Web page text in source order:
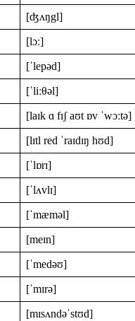
[ʤʌŋgl]
[lɔː]
[ˈlepəd]
[ˈliːθəl]
[laɪk ɑ fɪʃ aʊt ɒv ˈwɔːtə]
[lɪtl red ˈraɪdɪŋ hʊd]
[ˈlɒrɪ]
[ˈlʌvlɪ]
[ˈmæməl]
[meɪn]
[ˈmedəʊ]
[ˈmɪrə]
[mɪsʌndəˈstʊd]